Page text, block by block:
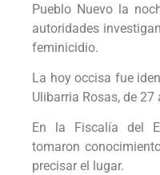
Pueblo Nuevo la
autoridades
feminicidio.
La hoy occisa fue
Ulibarria Rosas, de 27
En la Fiscalía del
tomaron
precisar el lugar.